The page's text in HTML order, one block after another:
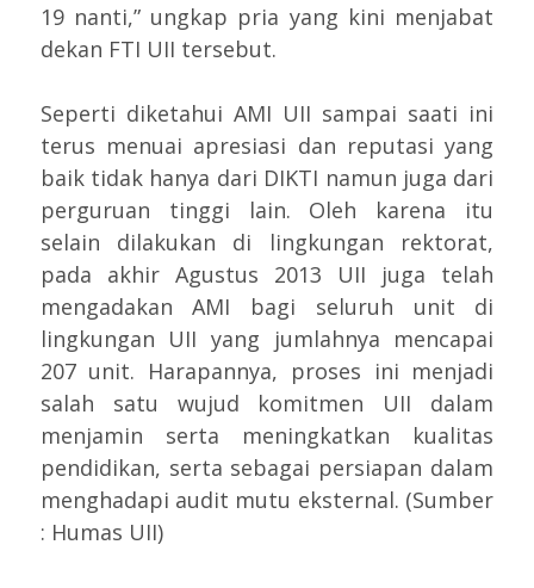
19 nanti,” ungkap pria yang kini menjabat
dekan FTI UII tersebut.
Seperti diketahui AMI UII sampai saati ini
terus menuai apresiasi dan reputasi yang
baik tidak hanya dari DIKTI namun juga dari
perguruan tinggi lain. Oleh karena itu
selain dilakukan di lingkungan rektorat,
pada akhir Agustus 2013 UII juga telah
mengadakan AMI bagi seluruh unit di
lingkungan UII yang jumlahnya mencapai
207 unit. Harapannya, proses ini menjadi
salah satu wujud komitmen UII dalam
menjamin serta meningkatkan kualitas
pendidikan, serta sebagai persiapan dalam
menghadapi audit mutu eksternal. (Sumber
: Humas UII)